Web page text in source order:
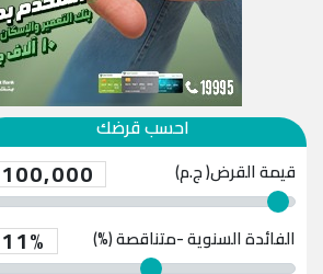
احسب قرضك
قيمة القرض( ج.م) 100,000
الفائدة السنوية -متناقصة (%) 11%